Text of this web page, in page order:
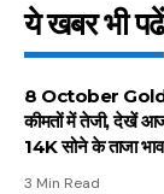
ये खबर भी पढें
8 October Gold
कीमतों में तेजी, देखें
14K सोने के ताजा भाव
3 Min Read